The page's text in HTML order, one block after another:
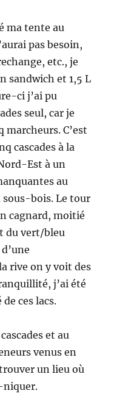
ma tente au
pas besoin,
etc., je
sandwich et 1,5 L
ci j’ai pu
seul, car je
marcheurs. C’est
cascades à la
Est à un
au
bois. Le tour
cagnard, moitié
du vert/bleu
rive on y voit des
j’ai été
ces lacs.
et au
venus en
un lieu où
niquer.